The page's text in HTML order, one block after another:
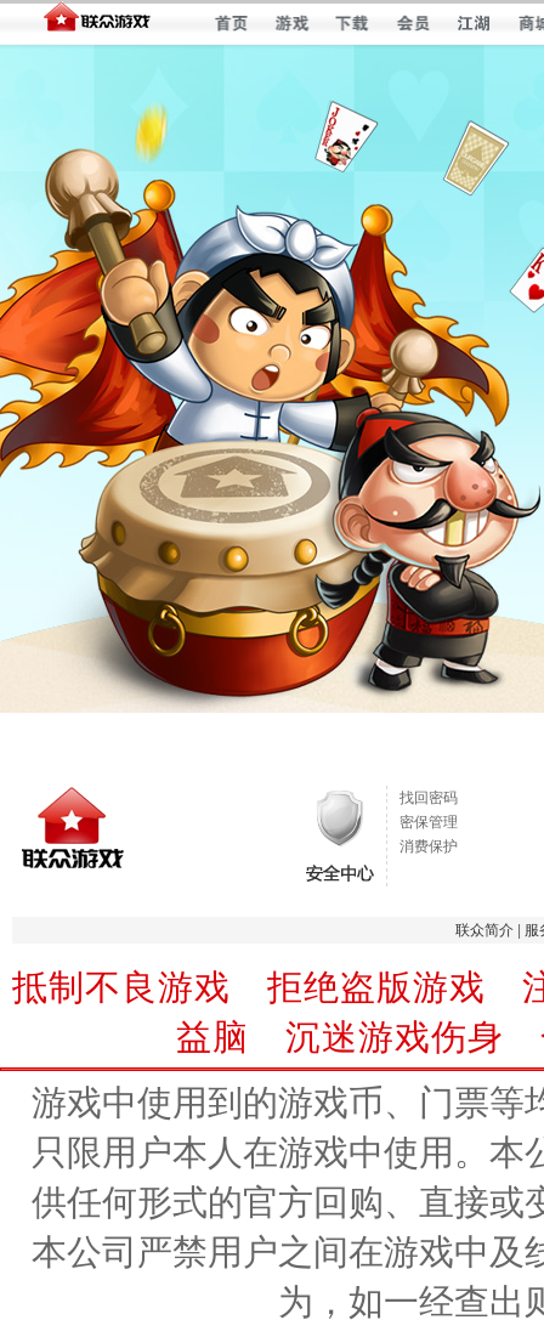
找回密码
密保管理
消费保护
联众简介| 服
抵制不良游戏 拒绝盗版游戏
益脑 沉迷游戏伤身
游戏中使用到的游戏币、门票等
只限用户本人在游戏中使用。
供任何形式的官方回购、直接或
本公司严禁用户之间在游戏中及
为，如一经查出